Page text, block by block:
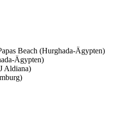
Beach (Hurghada-Ägypten)
Ägypten)
Aldiana)